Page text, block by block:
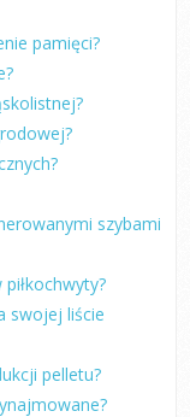
pamięci?
szybami
swojej liście
pelletu?